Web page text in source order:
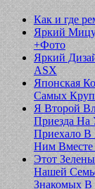
Как и где
Яркий
+Фото
Яркий
ASX
Японская
Самых
Я Второй
Приезда На
Приехало В
Ним Вместе
Этот
Нашей
Знакомых